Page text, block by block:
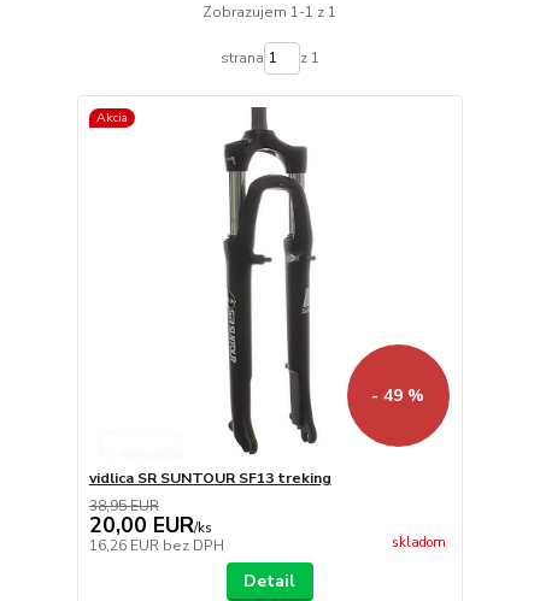
Zobrazujem 1-1 z 1
strana z 1
Akcia
- 49 %
vidlica SR SUNTOUR SF13 treking
38,95 EUR
20,00 EUR/ks
16,26 EUR bez DPH skladom
Detail